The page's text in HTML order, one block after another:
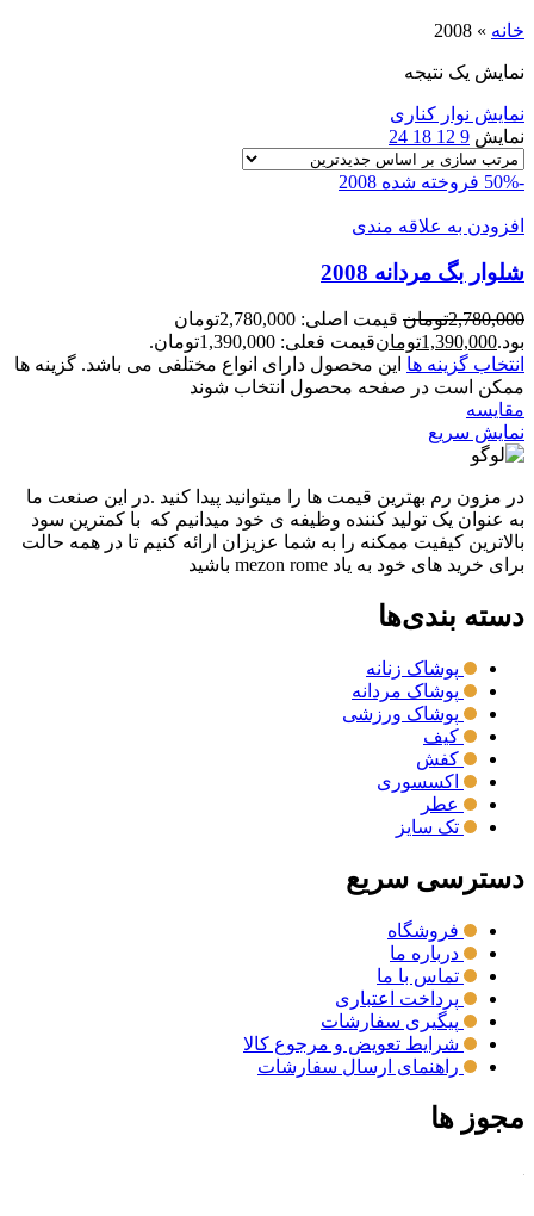
خانه »
2008
نمایش یک نتیجه
نمایش نوار کناری
نمایش 9
12
18
24
-50% فروخته شده 2008
افزودن به علاقه مندی
شلوار بگ مردانه 2008
2,780,000تومان
قیمت اصلی: 2,780,000تومان
بود.1,390,000تومانقیمت فعلی: 1,390,000تومان.
انتخاب گزینه ها این محصول دارای انواع مختلفی می باشد. گزینه ها
ممکن است در صفحه محصول انتخاب شوند
مقايسه
نمایش سریع
در مزون رم بهترین قیمت ها را میتوانید پیدا کنید .در این صنعت ما
به عنوان یک تولید کننده وظیفه ی خود میدانیم که با کمترین سود
بالاترین کیفیت ممکنه را به شما عزیزان ارائه کنیم تا در همه حالت
برای خرید های خود به یاد mezon rome باشید
دسته بندی‌ها
پوشاک زنانه
پوشاک مردانه
پوشاک ورزشی
کیف
کفش
اکسسوری
عطر
تک سایز
دسترسی سریع
فروشگاه
درباره ما
تماس با ما
پرداخت اعتباری
پیگیری سفارشات
شرایط تعویض و مرجوع کالا
راهنمای ارسال سفارشات
مجوز ها